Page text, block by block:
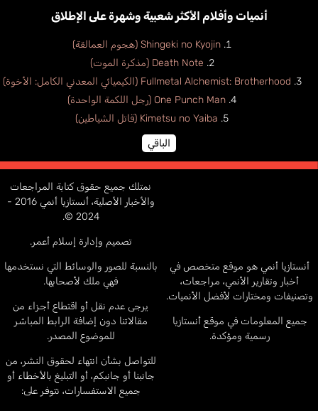
أنميات وأفلام الأكثر شعبية وشهرة على الإطلاق
Shingeki no Kyojin (هجوم العمالقة)
Death Note (مذكرة الموت)
Fullmetal Alchemist: Brotherhood (الكيميائي المعدني الكامل: الأخوة)
One Punch Man (رجل اللكمة الواحدة)
Kimetsu no Yaiba (قاتل الشياطين)
الباقي
أنستازيا أنمي هو موقع متخصص في
أخبار وتقارير الأنمي، مراجعات،
وتصنيفات ومختارات لأفضل الأنميات.
جميع المعلومات في موقع أنستازيا
رسمية ومؤكدة.
نمتلك جميع حقوق كتابة المراجعات
والأخبار الأصلية، أنستازيا أنمي 2016 -
2024 ©.
تصميم وإدارة إسلام أعمر.
بالنسبة للصور والوسائط التي نستخدمها
فهي ملك لأصحابها.
يرجى عدم نقل أو اقتطاع أجزاء من
مقالاتنا دون إضافة الرابط المباشر
للموضوع المصدر.
للتواصل بشأن انتهاء لحقوق النشر، من
جانبنا أو جانبكم، أو التبليغ بالأخطاء أو
جميع الاستفسارات، نتوفر على: